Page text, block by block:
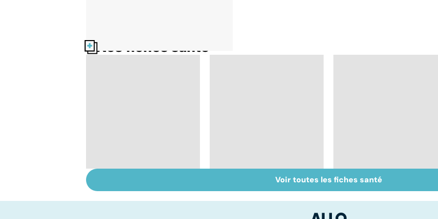
Nos fiches santé
quel rôle pour
Automutilation : des
ados en souffrance
Tout savoir sur les
infections
Voir toutes les fiches santé